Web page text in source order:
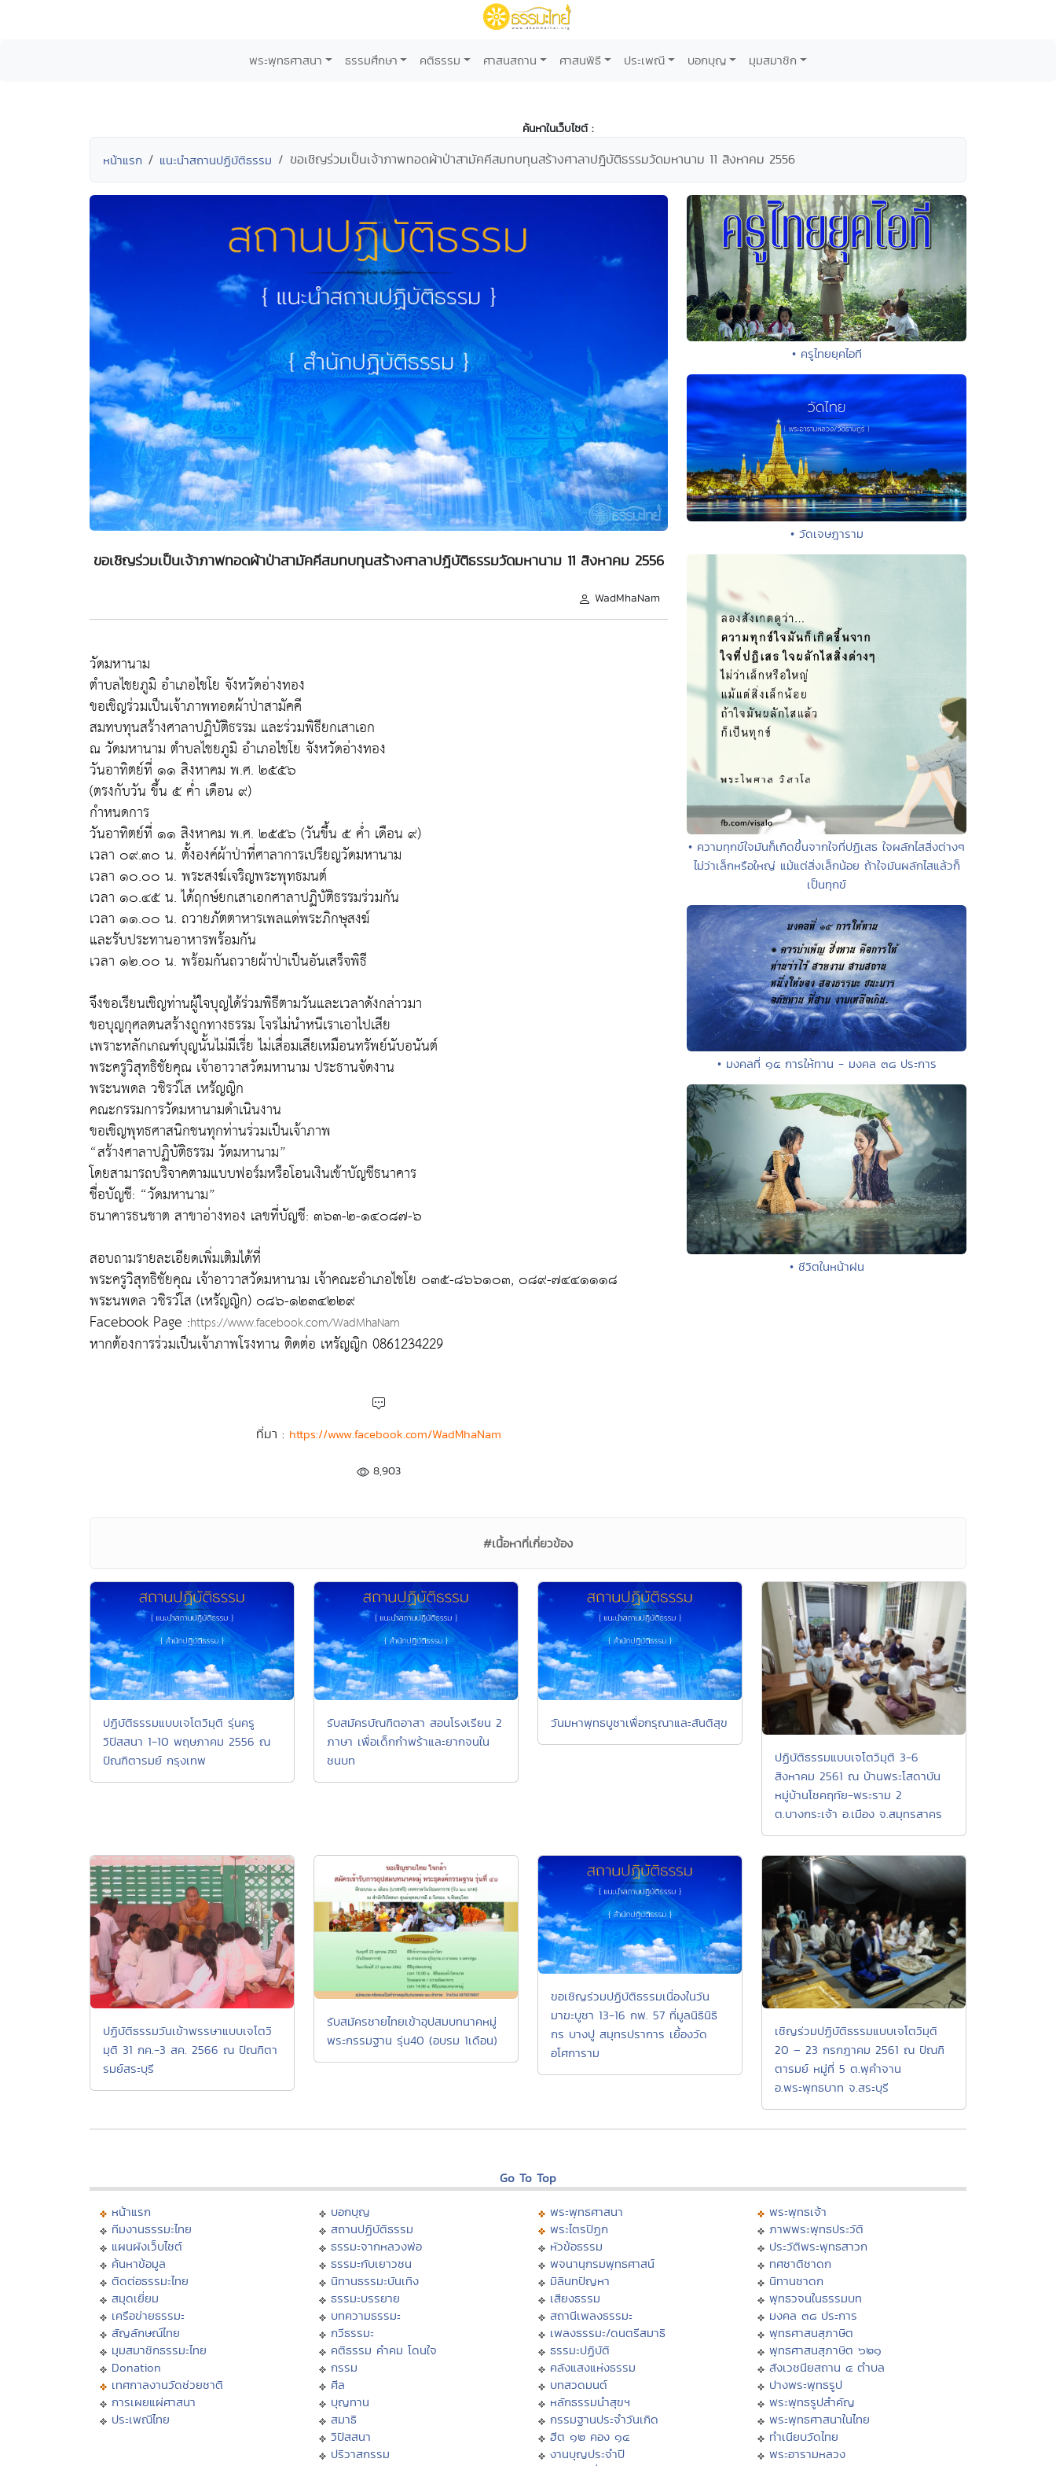
พระพุทธศาสนา ธรรมศึกษา คติธรรม ศาสนสถาน ศาสนพิธี ประเพณี บอกบุญ มุมสมาชิก
ค้นหาในเว็บไซต์ :
หน้าแรก แนะนำสถานปฏิบัติธรรม ขอเชิญร่วมเป็นเจ้าภาพทอดผ้าป่าสามัคคีสมทบทุนสร้างศาลาปฎิบัติธรรมวัดมหานาม 11 สิงหาคม 2556
ขอเชิญร่วมเป็นเจ้าภาพทอดผ้าป่าสามัคคีสมทบทุนสร้างศาลาปฎิบัติธรรมวัดมหานาม 11 สิงหาคม 2556
WadMhaNam
วัดมหานาม
ตำบลไชยภูมิ อำเภอไชโย จังหวัดอ่างทอง
ขอเชิญร่วมเป็นเจ้าภาพทอดผ้าป่าสามัคคี
สมทบทุนสร้างศาลาปฏิบัติธรรม และร่วมพิธียกเสาเอก
ณ วัดมหานาม ตำบลไชยภูมิ อำเภอไชโย จังหวัดอ่างทอง
วันอาทิตย์ที่ ๑๑ สิงหาคม พ.ศ. ๒๕๕๖
(ตรงกับวัน ขึ้น ๕ ค่ำ เดือน ๙)
กำหนดการ
วันอาทิตย์ที่ ๑๑ สิงหาคม พ.ศ. ๒๕๕๖ (วันขึ้น ๕ ค่ำ เดือน ๙)
เวลา ๐๙.๓๐ น. ตั้งองค์ผ้าป่าที่ศาลาการเปรียญวัดมหานาม
เวลา ๑๐.๐๐ น. พระสงฆ์เจริญพระพุทธมนต์
เวลา ๑๐.๔๕ น. ได้ฤกษ์ยกเสาเอกศาลาปฏิบัติธรรมร่วมกัน
เวลา ๑๑.๐๐ น. ถวายภัตตาหารเพลแด่พระภิกษุสงฆ์
และรับประทานอาหารพร้อมกัน
เวลา ๑๒.๐๐ น. พร้อมกันถวายผ้าป่าเป็นอันเสร็จพิธี
จึงขอเรียนเชิญท่านผู้ใจบุญได้ร่วมพิธีตามวันและเวลาดังกล่าวมา
ขอบุญกุศลตนสร้างถูกทางธรรม โจรไม่นำหนีเราเอาไปเสีย
เพราะหลักเกณฑ์บุญนั้นไม่มีเรี่ย ไม่เสื่อมเสียเหมือนทรัพย์นับอนันต์
พระครูวิสุทธิชัยคุณ เจ้าอาวาสวัดมหานาม ประธานจัดงาน
พระนพดล วชิรวํโส เหรัญญิก
คณะกรรมการวัดมหานามดำเนินงาน
ขอเชิญพุทธศาสนิกชนทุกท่านร่วมเป็นเจ้าภาพ
“สร้างศาลาปฏิบัติธรรม วัดมหานาม”
โดยสามารถบริจาคตามแบบฟอร์มหรือโอนเงินเข้าบัญชีธนาคาร
ชื่อบัญชี: “วัดมหานาม”
ธนาคารธนชาต สาขาอ่างทอง เลขที่บัญชี: ๓๖๓-๒-๑๔๐๘๗-๖
สอบถามรายละเอียดเพิ่มเติมได้ที่
พระครูวิสุทธิชัยคุณ เจ้าอาวาสวัดมหานาม เจ้าคณะอำเภอไชโย ๐๓๕-๘๖๖๑๐๓, ๐๘๙-๗๔๔๑๑๑๘
พระนพดล วชิรวํโส (เหรัญญิก) ๐๘๖-๑๒๓๔๒๒๙
Facebook Page :https://www.facebook.com/WadMhaNam
หากต้องการร่วมเป็นเจ้าภาพโรงทาน ติดต่อ เหรัญญิก 0861234229
ที่มา : https://www.facebook.com/WadMhaNam
8,903
• ครูไทยยุคไอที
• วัดเจษฎาราม
• ความทุกข์ใจมันก็เกิดขึ้นจากใจที่ปฏิเสธ ใจผลักไสสิ่งต่างๆ
ไม่ว่าเล็กหรือใหญ่ แม้แต่สิ่งเล็กน้อย ถ้าใจมันผลักไสแล้วก็
เป็นทุกข์
• มงคลที่ ๑๕ การให้ทาน - มงคล ๓๘ ประการ
• ชีวิตในหน้าฝน
#เนื้อหาที่เกี่ยวข้อง
ปฏิบัติธรรมแบบเจโตวิมุติ รุ่นครู
วิปัสสนา 1-10 พฤษภาคม 2556 ณ
ปัณฑิตารมย์ กรุงเทพ
รับสมัครบัณฑิตอาสา สอนโรงเรียน 2
ภาษา เพื่อเด็กกำพร้าและยากจนใน
ชนบท
วันมหาพุทธบูชาเพื่อกรุณาและสันติสุข
ปฏิบัติธรรมแบบเจโตวิมุติ 3-6
สิงหาคม 2561 ณ บ้านพระโสดาบัน
หมู่บ้านโชคฤทัย-พระราม 2
ต.บางกระเจ้า อ.เมือง จ.สมุทรสาคร
ปฏิบัติธรรมวันเข้าพรรษาแบบเจโตวิ
มุติ 31 กค.-3 สค. 2566 ณ ปัณฑิตา
รมย์สระบุรี
รับสมัครชายไทยเข้าอุปสมบทนาคหมู่
พระกรรมฐาน รุ่น40 (อบรม 1เดือน)
ขอเชิญร่วมปฏิบัติธรรมเนื่องในวัน
มาฆะบูชา 13-16 กพ. 57 ที่มูลนิธินิธิ
กร บางปู สมุทรปราการ เยื้องวัด
อโศการาม
เชิญร่วมปฏิบัติธรรมแบบเจโตวิมุติ
20 – 23 กรกฎาคม 2561 ณ ปัณฑิ
ตารมย์ หมู่ที่ 5 ต.พุคำจาน
อ.พระพุทธบาท จ.สระบุรี
Go To Top
หน้าแรก
ทีมงานธรรมะไทย
แผนผังเว็บไซต์
ค้นหาข้อมูล
ติดต่อธรรมะไทย
สมุดเยี่ยม
เครือข่ายธรรมะ
สัญลักษณ์ไทย
มุมสมาชิกธรรมะไทย
Donation
เทศกาลงานวัดช่วยชาติ
การเผยแผ่ศาสนา
ประเพณีไทย
บอกบุญ
สถานปฏิบัติธรรม
ธรรมะจากหลวงพ่อ
ธรรมะกับเยาวชน
นิทานธรรมะบันเทิง
ธรรมะบรรยาย
บทความธรรมะ
กวีธรรมะ
คติธรรม คำคม โดนใจ
กรรม
ศีล
บุญทาน
สมาธิ
วิปัสสนา
ปริวาสกรรม
พระพุทธศาสนา
พระไตรปิฏก
หัวข้อธรรม
พจนานุกรมพุทธศาสน์
มิลินทปัญหา
เสียงธรรม
สถานีเพลงธรรมะ
เพลงธรรมะ/ดนตรีสมาธิ
ธรรมะปฏิบัติ
คลังแสงแห่งธรรม
บทสวดมนต์
หลักธรรมนำสุขฯ
กรรมฐานประจำวันเกิด
ฮีต ๑๒ คอง ๑๔
งานบุญประจำปี
พระพุทธเจ้า
ภาพพระพุทธประวัติ
ประวัติพระพุทธสาวก
ทศชาติชาดก
นิทานชาดก
พุทธวจนในธรรมบท
มงคล ๓๘ ประการ
พุทธศาสนสุภาษิต
พุทธศาสนสุภาษิต ๖๒๑
สังเวชนียสถาน ๔ ตำบล
ปางพระพุทธรูป
พระพุทธรูปสำคัญ
พระพุทธศาสนาในไทย
ทำเนียบวัดไทย
พระอารามหลวง